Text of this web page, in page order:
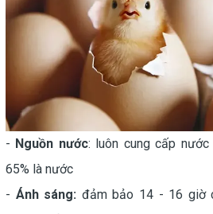
- Nguồn nước: luôn cung cấp
65% là nước
- Ánh sáng: đảm bảo 14 - 16 giờ